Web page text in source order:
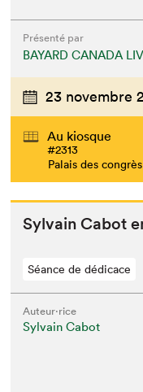
Présenté par
BAYARD CANADA
23 novembre
Au kiosque
#2313
Palais des
Syl­vain Cabot
Séance de dédicace
Auteur·rice
Sylvain Cabot